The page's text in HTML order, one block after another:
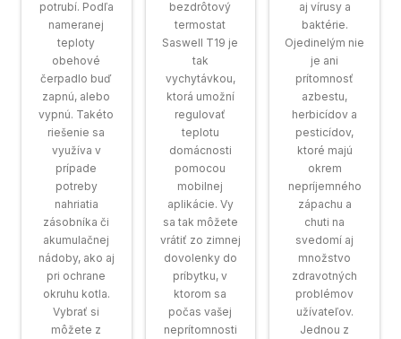
potrubí. Podľa
nameranej
teploty
obehové
čerpadlo buď
zapnú, alebo
vypnú. Takéto
riešenie sa
využíva v
prípade
potreby
nahriatia
zásobníka či
akumulačnej
nádoby, ako aj
pri ochrane
okruhu kotla.
Vybrať si
môžete z
bezdrôtový
termostat
Saswell T19 je
tak
vychytávkou,
ktorá umožní
regulovať
teplotu
domácnosti
pomocou
mobilnej
aplikácie. Vy
sa tak môžete
vrátiť zo zimnej
dovolenky do
príbytku, v
ktorom sa
počas vašej
neprítomnosti
aj vírusy a
baktérie.
Ojedinelým nie
je ani
prítomnosť
azbestu,
herbicídov a
pesticídov,
ktoré majú
okrem
nepríjemného
zápachu a
chuti na
svedomí aj
množstvo
zdravotných
problémov
užívateľov.
Jednou z